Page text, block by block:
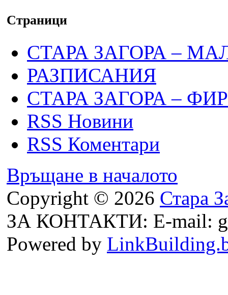
Страници
СТАРА ЗАГОРА –
РАЗПИСАНИЯ
СТАРА ЗАГОРА –
RSS Новини
RSS Коментари
Връщане в началото
Copyright © 2026 Стара
ЗА КОНТАКТИ: E-mail:
Powered by